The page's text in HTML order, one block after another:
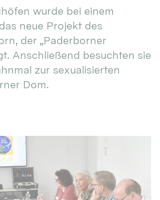
wurde bei einem
neue Projekt des
der „Paderborner
Anschließend besuchten sie
zur sexualisierten
Dom.